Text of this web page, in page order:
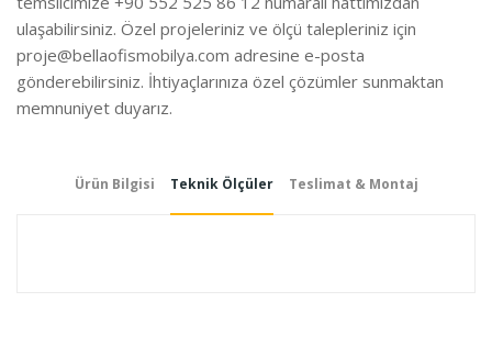
ulaşabilirsiniz. Özel projeleriniz ve ölçü talepleriniz için
proje@bellaofismobilya.com adresine e-posta
gönderebilirsiniz. İhtiyaçlarınıza özel çözümler sunmaktan
memnuniyet duyarız.
Ürün Bilgisi Teknik Ölçüler Teslimat & Montaj